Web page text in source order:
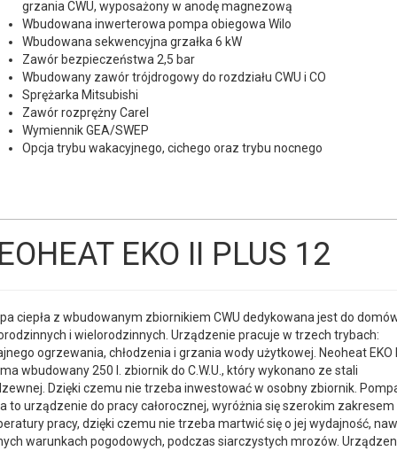
grzania CWU, wyposażony w anodę magnezową
Wbudowana inwerterowa pompa obiegowa Wilo
Wbudowana sekwencyjna grzałka 6 kW
Zawór bezpieczeństwa 2,5 bar
Wbudowany zawór trójdrogowy do rozdziału CWU i CO
Sprężarka Mitsubishi
Zawór rozprężny Carel
Wymiennik GEA/SWEP
Opcja trybu wakacyjnego, cichego oraz trybu nocnego
EKO II PLUS 12
ciepła z wbudowanym zbiornikiem CWU dedykowana jest do
i wielorodzinnych. Urządzenie pracuje w trzech trybach:
ogrzewania, chłodzenia i grzania wody użytkowej. Neoheat EKO
wbudowany 250 l. zbiornik do C.W.U., który wykonano ze stali
Dzięki czemu nie trzeba inwestować w osobny zbiornik.
to urządzenie do pracy całorocznej, wyróżnia się szerokim zakresem
pracy, dzięki czemu nie trzeba martwić się o jej wydajność,
warunkach pogodowych, podczas siarczystych mrozów.